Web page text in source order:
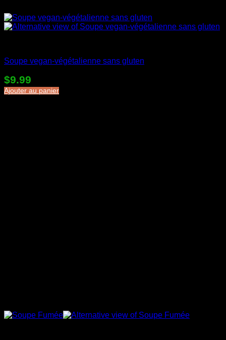
Soupe vegan-végétalienne sans gluten
$9.99
Ajouter au panier